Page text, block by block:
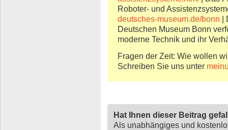
Roboter- und
deutsches-museum.de/bonn |
Deutschen Museum Bonn
moderne Technik und ihr
Fragen der Zeit: Wie wollen
Schreiben Sie uns unter
Hat Ihnen dieser Beitrag
Als unabhängiges und